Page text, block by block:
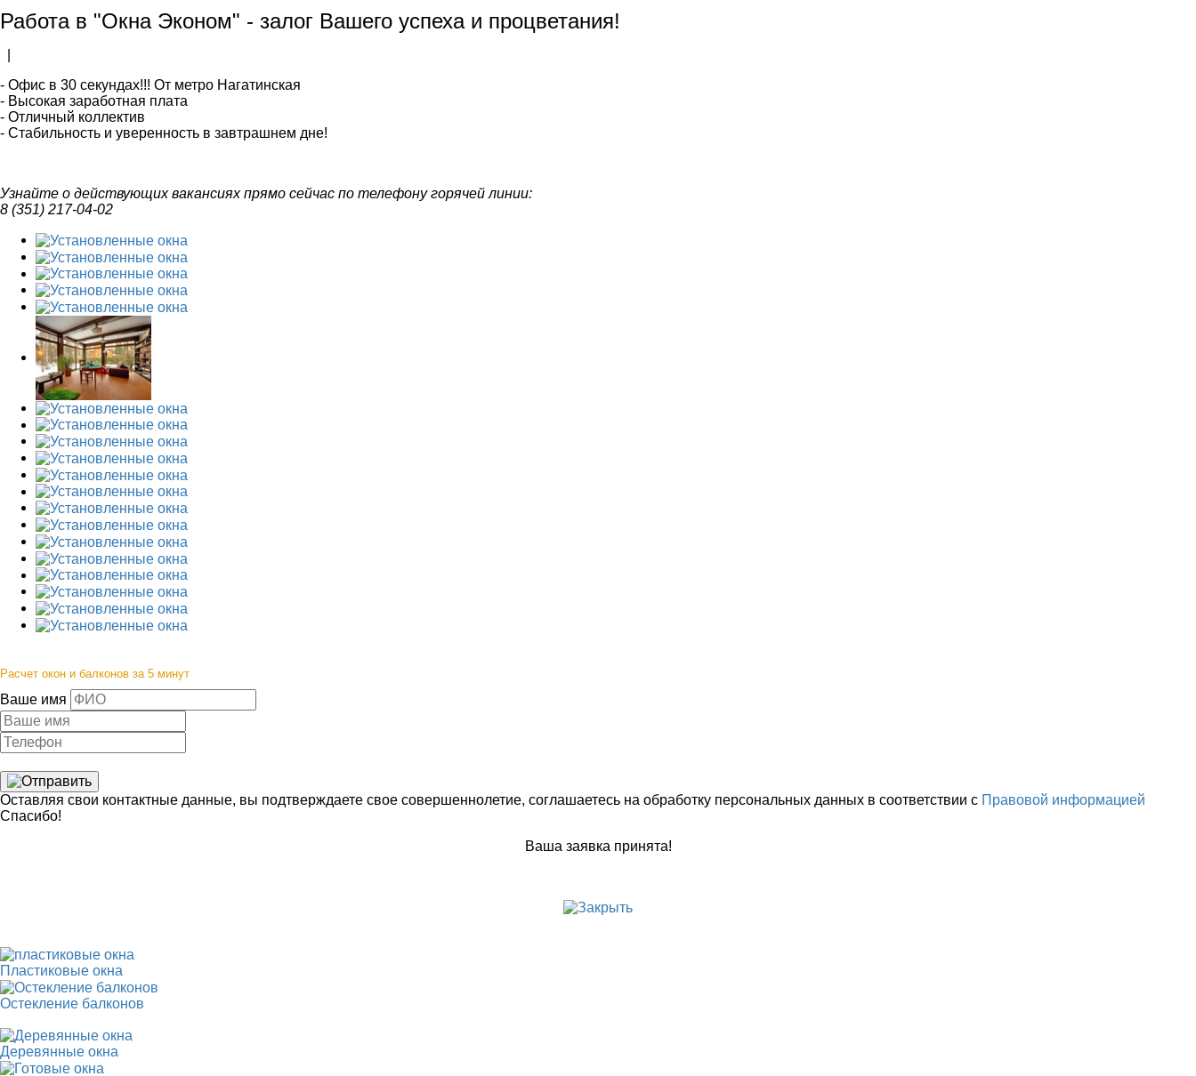
Работа в "Окна Эконом" - залог Вашего успеха и процветания!
- Офис в 30 секундах!!! От метро Нагатинская
- Высокая заработная плата
- Отличный коллектив
- Стабильность и уверенность в завтрашнем дне!
Узнайте о действующих вакансиях прямо сейчас по телефону горячей линии:
8 (351) 217-04-02
Расчет окон и балконов за 5 минут
Ваше имя
Оставляя свои контактные данные, вы подтверждаете свое совершеннолетие, соглашаетесь на обработку персональных данных в соответствии с Правовой информацией
Спасибо!
Ваша заявка принята!
Пластиковые окна
Остекление балконов
Деревянные окна